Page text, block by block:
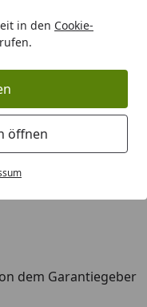
in den Cookie-
öffnen
dem Garantiegeber